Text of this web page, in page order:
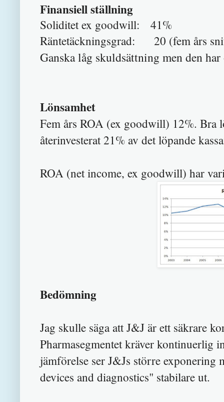
Finansiell ställning
Soliditet ex goodwill: 41%
Räntetäckningsgrad: 20 (fem års
Ganska låg skuldsättning men den
Lönsamhet
Fem års ROA (ex goodwill) 12%. Bra
återinvesterat 21% av det löpande
ROA (net income, ex goodwill) har
Bedömning
Jag skulle säga att J&J är ett säkrare
Pharmasegmentet kräver kontinuerlig
jämförelse ser J&Js större exponering
devices and diagnostics" stabilare ut.